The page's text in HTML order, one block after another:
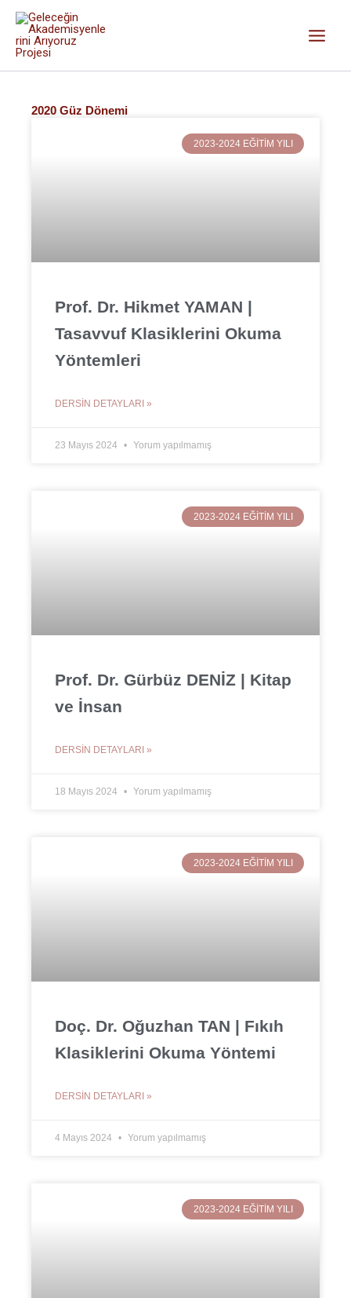
İçeriğe
atla
Dersler
2020 Güz Dönemi
2023-2024 EĞITIM YILI
Prof. Dr. Hikmet YAMAN |
Tasavvuf Klasiklerini Okuma
Yöntemleri
DERSIN DETAYLARI »
23 Mayıs 2024 Yorum yapılmamış
2023-2024 EĞITIM YILI
Prof. Dr. Gürbüz DENİZ | Kitap
ve İnsan
DERSIN DETAYLARI »
18 Mayıs 2024 Yorum yapılmamış
2023-2024 EĞITIM YILI
Doç. Dr. Oğuzhan TAN | Fıkıh
Klasiklerini Okuma Yöntemi
DERSIN DETAYLARI »
4 Mayıs 2024 Yorum yapılmamış
2023-2024 EĞITIM YILI